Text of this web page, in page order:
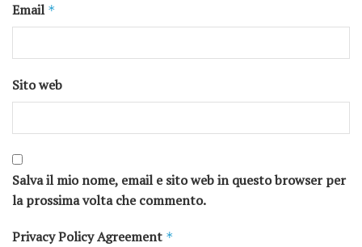
Email *
Sito web
Salva il mio nome, email e sito web in questo browser per
la prossima volta che commento.
Privacy Policy Agreement *